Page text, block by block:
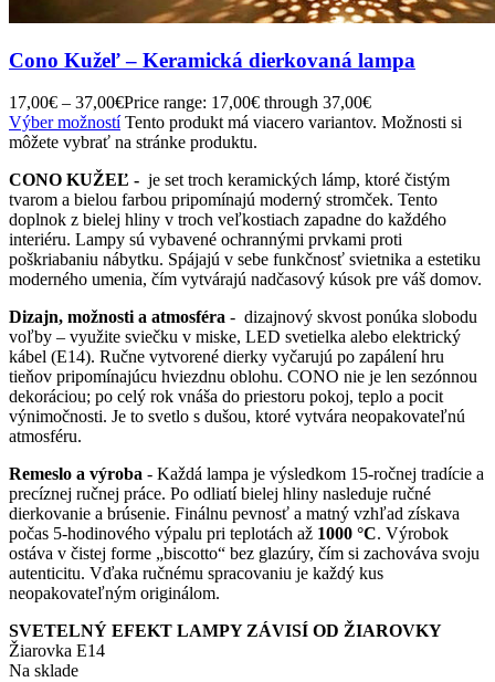
Cono Kužeľ – Keramická dierkovaná lampa
17,00€ – 37,00€Price range: 17,00€ through 37,00€
Výber možnostíTento produkt má viacero variantov. Možnosti si
môžete vybrať na stránke produktu.
CONO KUŽEĽ - je set troch keramických lámp, ktoré čistým
tvarom a bielou farbou pripomínajú moderný stromček. Tento
doplnok z bielej hliny v troch veľkostiach zapadne do každého
interiéru. Lampy sú vybavené ochrannými prvkami proti
poškriabaniu nábytku. Spájajú v sebe funkčnosť svietnika a estetiku
moderného umenia, čím vytvárajú nadčasový kúsok pre váš domov.
Dizajn, možnosti a atmosféra - dizajnový skvost ponúka slobodu
voľby – využite sviečku v miske, LED svetielka alebo elektrický
kábel (E14). Ručne vytvorené dierky vyčarujú po zapálení hru
tieňov pripomínajúcu hviezdnu oblohu. CONO nie je len sezónnou
dekoráciou; po celý rok vnáša do priestoru pokoj, teplo a pocit
výnimočnosti. Je to svetlo s dušou, ktoré vytvára neopakovateľnú
atmosféru.
Remeslo a výroba - Každá lampa je výsledkom 15-ročnej tradície a
precíznej ručnej práce. Po odliatí bielej hliny nasleduje ručné
dierkovanie a brúsenie. Finálnu pevnosť a matný vzhľad získava
počas 5-hodinového výpalu pri teplotách až 1000 °C. Výrobok
ostáva v čistej forme „biscotto“ bez glazúry, čím si zachováva svoju
autenticitu. Vďaka ručnému spracovaniu je každý kus
neopakovateľným originálom.
SVETELNÝ EFEKT LAMPY ZÁVISÍ OD ŽIAROVKY
Žiarovka E14
Na sklade